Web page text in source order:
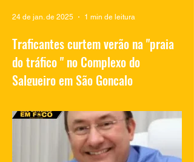
Traficantes curtem verão na "praia
do tráfico " no Complexo do
Salgueiro em São Gonçalo
mostram traficantes do Complexo do
Salgueiro, em São Gonçalo, aproveitando
momentos de lazer na...
24 de jan. de 2025 1 min de leitura